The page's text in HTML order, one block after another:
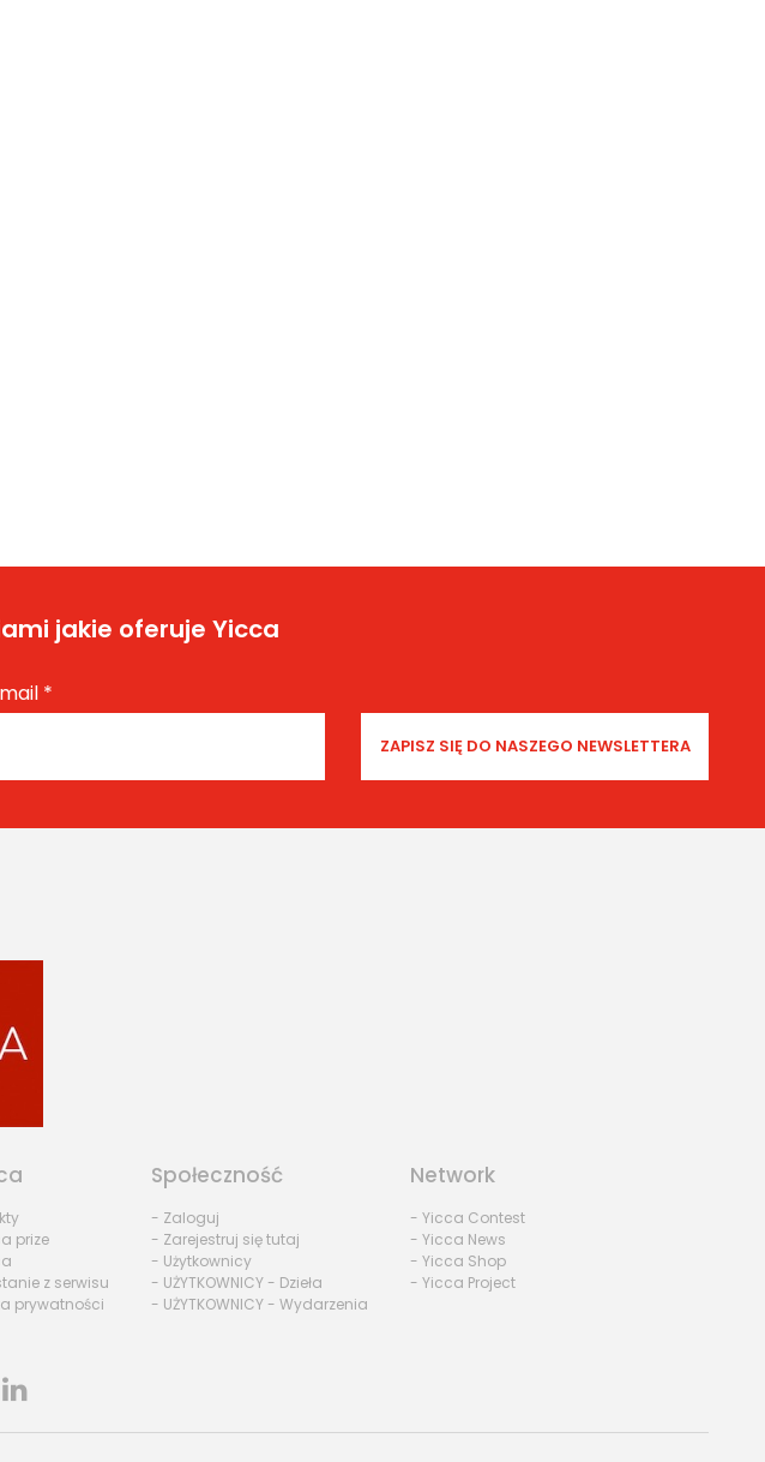
jakie oferuje Yicca
*
prize
z serwisu
prywatności
Społeczność
- Zaloguj
- Zarejestruj się tutaj
- Użytkownicy
- UŻYTKOWNICY - Dzieła
- UŻYTKOWNICY - Wydarzenia
Network
- Yicca Contest
- Yicca News
- Yicca Shop
- Yicca Project